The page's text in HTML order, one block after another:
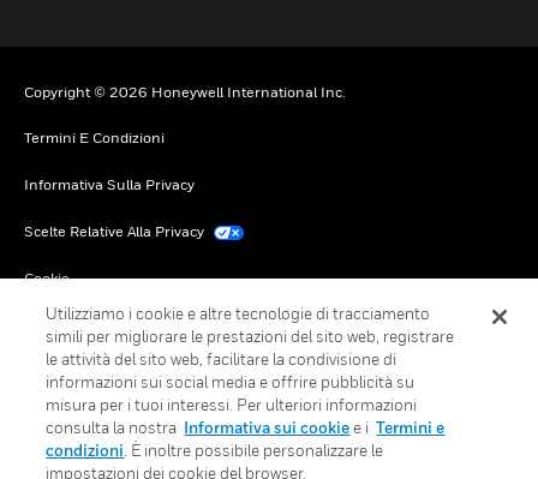
Copyright © 2026 Honeywell International Inc.
Termini E Condizioni
Informativa Sulla Privacy
Scelte Relative Alla Privacy
Cookie
Annulla Sottoscrizione Globale
Utilizziamo i cookie e altre tecnologie di tracciamento
simili per migliorare le prestazioni del sito web, registrare
le attività del sito web, facilitare la condivisione di
informazioni sui social media e offrire pubblicità su
misura per i tuoi interessi. Per ulteriori informazioni
consulta la nostra Informativa sui cookiee i Termini e
condizioni . È inoltre possibile personalizzare le
impostazioni dei cookie del browser.